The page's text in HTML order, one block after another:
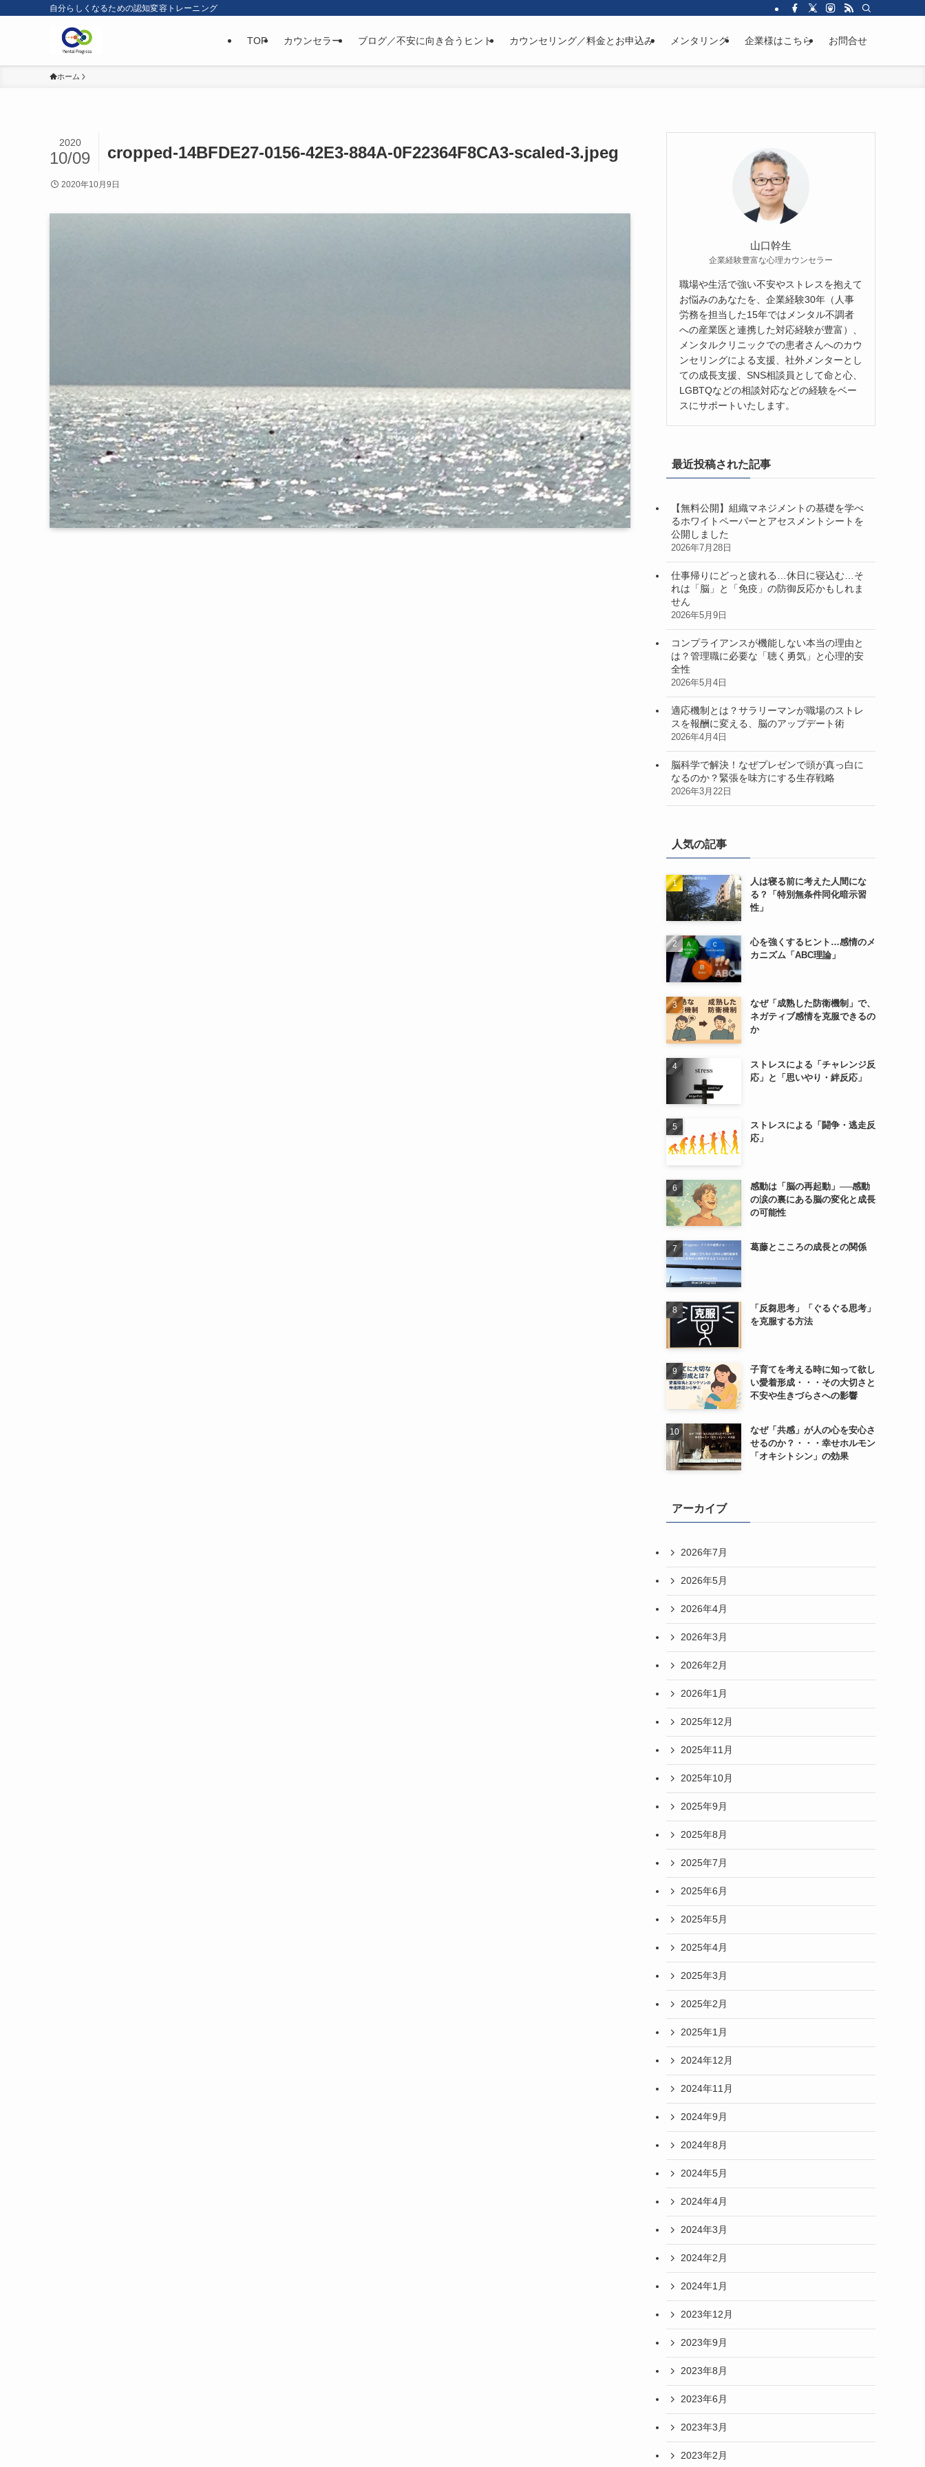
自分らしくなるための認知変容トレーニング
TOP カウンセラー ブログ／不安に向き合うヒント カウンセリング／料金とお申込み メンタリング 企業様はこちら お問合せ
ホーム
cropped-14BFDE27-0156-42E3-884A-0F22364F8CA3-scaled-3.jpeg
2020
10/09
2020年10月9日
山口幹生
企業経験豊富な心理カウンセラー
職場や生活で強い不安やストレスを抱えて
お悩みのあなたを、企業経験30年（人事
労務を担当した15年ではメンタル不調者
への産業医と連携した対応経験が豊富）、
メンタルクリニックでの患者さんへのカウ
ンセリングによる支援、社外メンターとし
ての成長支援、SNS相談員として命と心、
LGBTQなどの相談対応などの経験をベー
スにサポートいたします。
最近投稿された記事
【無料公開】組織マネジメントの基礎を学べ
るホワイトペーパーとアセスメントシートを
公開しました
2026年7月28日
仕事帰りにどっと疲れる…休日に寝込む…そ
れは「脳」と「免疫」の防御反応かもしれま
せん
2026年5月9日
コンプライアンスが機能しない本当の理由と
は？管理職に必要な「聴く勇気」と心理的安
全性
2026年5月4日
適応機制とは？サラリーマンが職場のストレ
スを報酬に変える、脳のアップデート術
2026年4月4日
脳科学で解決！なぜプレゼンで頭が真っ白に
なるのか？緊張を味方にする生存戦略
2026年3月22日
人気の記事
人は寝る前に考えた人間にな
る？「特別無条件同化暗示習
性」
心を強くするヒント…感情のメ
カニズム「ABC理論」
なぜ「成熟した防衛機制」で、
ネガティブ感情を克服できるの
か
ストレスによる「チャレンジ反
応」と「思いやり・絆反応」
ストレスによる「闘争・逃走反
応」
感動は「脳の再起動」──感動
の涙の裏にある脳の変化と成長
の可能性
葛藤とこころの成長との関係
「反芻思考」「ぐるぐる思考」
を克服する方法
子育てを考える時に知って欲し
い愛着形成・・・その大切さと
不安や生きづらさへの影響
なぜ「共感」が人の心を安心さ
せるのか？・・・幸せホルモン
「オキシトシン」の効果
アーカイブ
2026年7月
2026年5月
2026年4月
2026年3月
2026年2月
2026年1月
2025年12月
2025年11月
2025年10月
2025年9月
2025年8月
2025年7月
2025年6月
2025年5月
2025年4月
2025年3月
2025年2月
2025年1月
2024年12月
2024年11月
2024年9月
2024年8月
2024年5月
2024年4月
2024年3月
2024年2月
2024年1月
2023年12月
2023年9月
2023年8月
2023年6月
2023年3月
2023年2月